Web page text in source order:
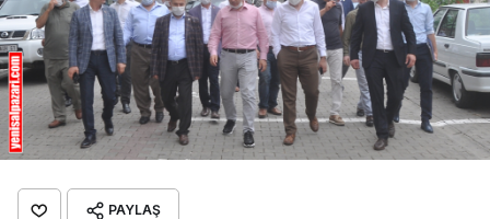
PAYLAŞ